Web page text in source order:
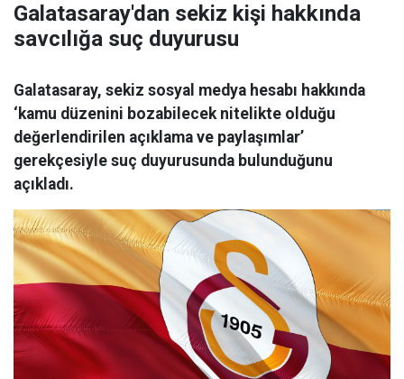
Galatasaray'dan sekiz kişi hakkında
savcılığa suç duyurusu
Galatasaray, sekiz sosyal medya hesabı hakkında
‘kamu düzenini bozabilecek nitelikte olduğu
değerlendirilen açıklama ve paylaşımlar’
gerekçesiyle suç duyurusunda bulunduğunu
açıkladı.